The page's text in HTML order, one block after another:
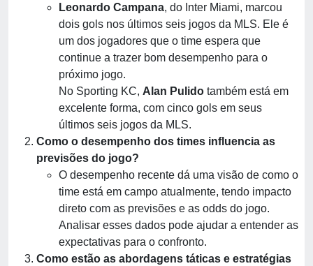
Leonardo Campana, do Inter Miami, marcou
dois gols nos últimos seis jogos da MLS. Ele é
um dos jogadores que o time espera que
continue a trazer bom desempenho para o
próximo jogo​.
No Sporting KC, Alan Pulido também está em
excelente forma, com cinco gols em seus
últimos seis jogos da MLS.
Como o desempenho dos times influencia as
previsões do jogo?
O desempenho recente dá uma visão de como o
time está em campo atualmente, tendo impacto
direto com as previsões e as odds do jogo.
Analisar esses dados pode ajudar a entender as
expectativas para o confronto.
Como estão as abordagens táticas e estratégias